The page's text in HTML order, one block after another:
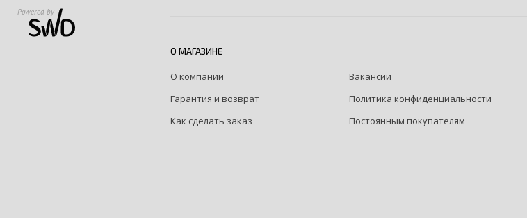
Powered by
О МАГАЗИНЕ
О компании Вакансии
Гарантия и возврат
Политика конфиденциальности
Как сделать заказ
Постоянным покупателям